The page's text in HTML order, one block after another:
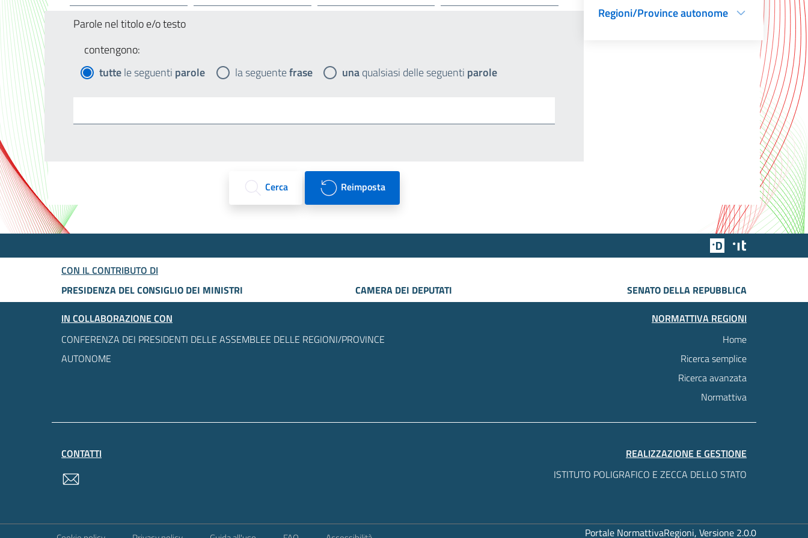
Parole nel titolo e/o testo
contengono:
tuttele seguenti parole la seguentefrase unaqualsiasi delle seguenti parole
Cerca Reimposta
Regioni/Province autonome
Team Digitale
CON IL CONTRIBUTO DI
PRESIDENZA DEL CONSIGLIO DEI MINISTRI
CAMERA DEI DEPUTATI
SENATO DELLA REPUBBLICA
IN COLLABORAZIONE CON
CONFERENZA DEI PRESIDENTI DELLE ASSEMBLEE DELLE REGIONI/PROVINCE
AUTONOME
NORMATTIVA REGIONI
Home
Ricerca semplice
Ricerca avanzata
Normattiva
CONTATTI
REALIZZAZIONE E GESTIONE
ISTITUTO POLIGRAFICO E ZECCA DELLO STATO
Portale NormattivaRegioni, Versione 2.0.0